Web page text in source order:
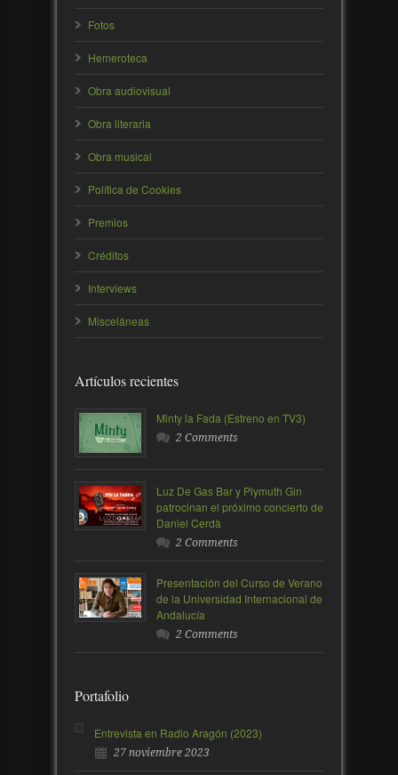
Fotos
Hemeroteca
Obra audiovisual
Obra literaria
Obra musical
Política de Cookies
Premios
Créditos
Interviews
Misceláneas
Artículos recientes
Minty la Fada (Estreno en TV3)
2 Comments
Luz De Gas Bar y Plymuth Gin
patrocinan el próximo concierto de
Daniel Cerdà
2 Comments
Presentación del Curso de Verano
de la Universidad Internacional de
Andalucía
2 Comments
Portafolio
Entrevista en Radio Aragón (2023)
27 noviembre 2023